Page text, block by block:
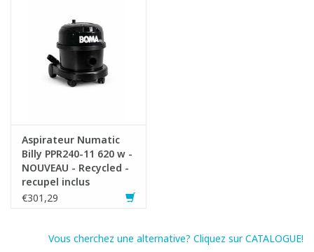
Aspirateur Numatic
Billy PPR240-11 620 w -
NOUVEAU - Recycled -
recupel inclus
€301,29
Vous cherchez une alternative? Cliquez sur CATALOGUE!